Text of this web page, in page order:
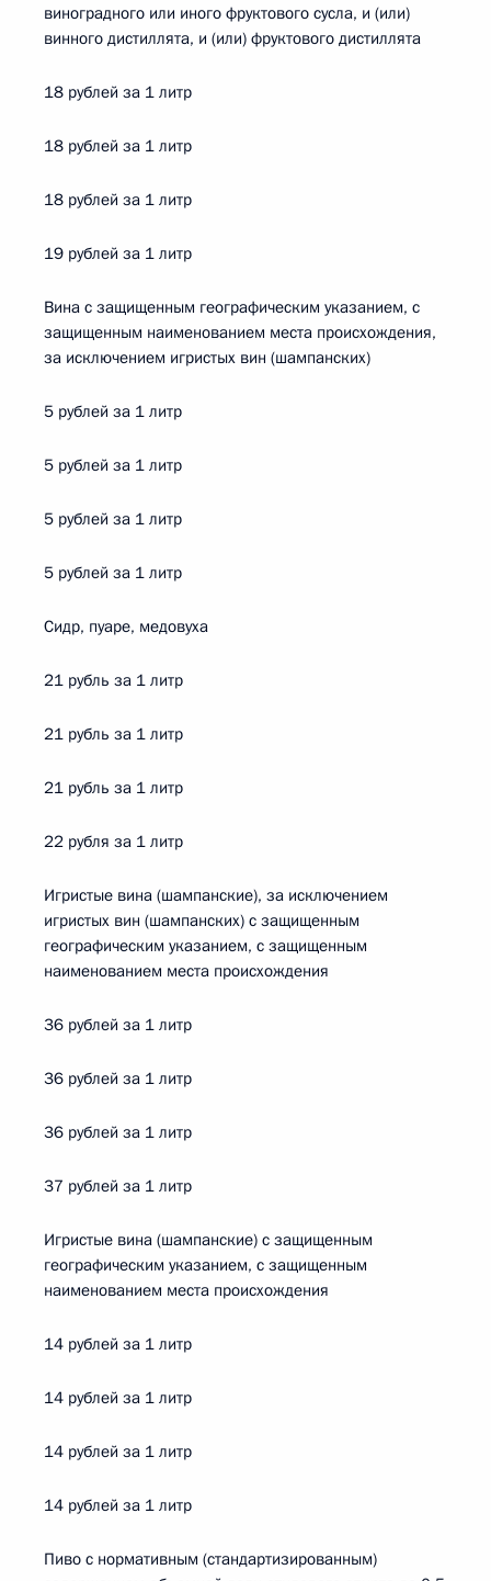
виноградного или иного фруктового сусла, и (или)
винного дистиллята, и (или) фруктового дистиллята
18 рублей за 1 литр
18 рублей за 1 литр
18 рублей за 1 литр
19 рублей за 1 литр
Вина с защищенным географическим указанием, с
защищенным наименованием места происхождения,
за исключением игристых вин (шампанских)
5 рублей за 1 литр
5 рублей за 1 литр
5 рублей за 1 литр
5 рублей за 1 литр
Сидр, пуаре, медовуха
21 рубль за 1 литр
21 рубль за 1 литр
21 рубль за 1 литр
22 рубля за 1 литр
Игристые вина (шампанские), за исключением
игристых вин (шампанских) с защищенным
географическим указанием, с защищенным
наименованием места происхождения
36 рублей за 1 литр
36 рублей за 1 литр
36 рублей за 1 литр
37 рублей за 1 литр
Игристые вина (шампанские) с защищенным
географическим указанием, с защищенным
наименованием места происхождения
14 рублей за 1 литр
14 рублей за 1 литр
14 рублей за 1 литр
14 рублей за 1 литр
Пиво с нормативным (стандартизированным)